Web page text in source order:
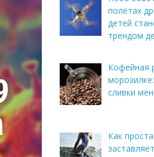
полётах
детей
трендом
Кофейная
сливки
Как